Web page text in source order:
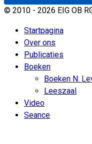
© 2010 - 2026 EIG OB
Startpagina
Over ons
Publicaties
Boeken
Boeken N.
Leeszaal
Video
Seance